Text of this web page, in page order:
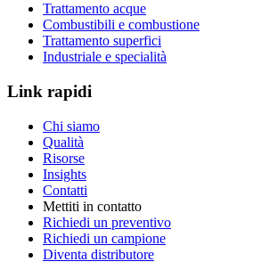
Trattamento acque
Combustibili e combustione
Trattamento superfici
Industriale e specialità
Link rapidi
Chi siamo
Qualità
Risorse
Insights
Contatti
Mettiti in contatto
Richiedi un preventivo
Richiedi un campione
Diventa distributore